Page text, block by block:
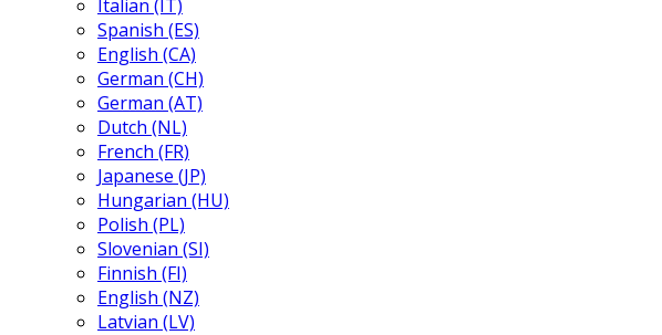
Italian (IT)
Spanish (ES)
English (CA)
German (CH)
German (AT)
Dutch (NL)
French (FR)
Japanese (JP)
Hungarian (HU)
Polish (PL)
Slovenian (SI)
Finnish (FI)
English (NZ)
Latvian (LV)